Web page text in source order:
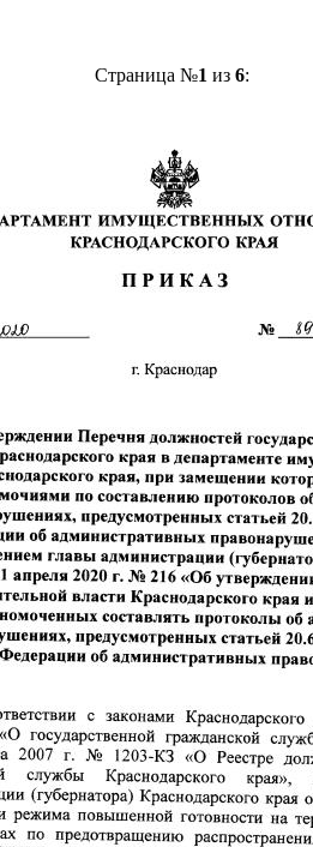
Страница №1 из 6: